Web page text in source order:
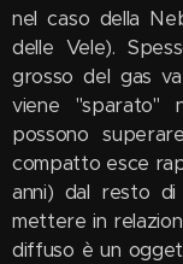
nel caso della
delle Vele).
grosso del gas
viene "sparato"
possono
compatto esce
anni) dal resto
mettere in
diffuso è un